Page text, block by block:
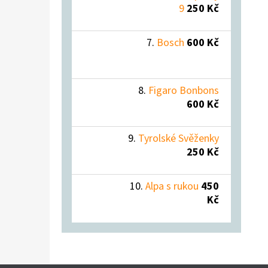
9 250 Kč
Bosch 600 Kč
Figaro Bonbons
600 Kč
Tyrolské Svěženky
250 Kč
Alpa s rukou 450
Kč